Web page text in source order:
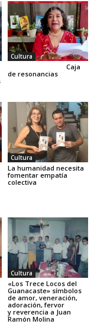
Cultura
Caja
de resonancias
Cultura
La humanidad necesita
fomentar empatía
colectiva
Cultura
«Los Trece Locos del
Guanacaste» símbolos
de amor, veneración,
adoración, fervor
y reverencia a Juan
Ramón Molina